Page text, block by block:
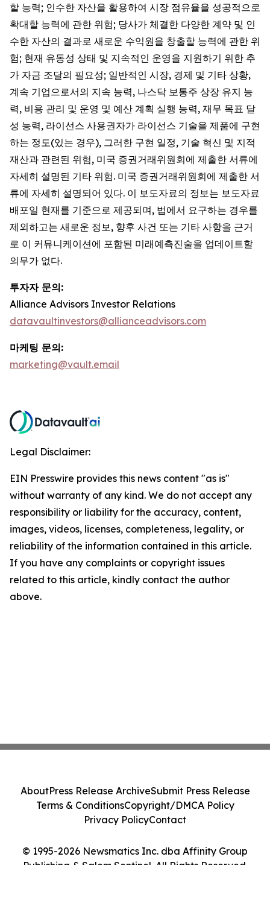
할 능력; 인수한 자산을 활용하여 시장 점유율을 성공적으로
확대할 능력에 관한 위험; 당사가 체결한 다양한 계약 및 인
수한 자산의 결과로 새로운 수익원을 창출할 능력에 관한 위
험; 현재 유동성 상태 및 지속적인 운영을 지원하기 위한 추
가 자금 조달의 필요성; 일반적인 시장, 경제 및 기타 상황,
계속 기업으로서의 지속 능력, 나스닥 보통주 상장 유지 능
력, 비용 관리 및 운영 및 예산 계획 실행 능력, 재무 목표 달
성 능력, 라이선스 사용권자가 라이선스 기술을 제품에 구현
하는 정도(있는 경우), 그러한 구현 일정, 기술 혁신 및 지적
재산과 관련된 위험, 미국 증권거래위원회에 제출한 서류에
자세히 설명된 기타 위험. 미국 증권거래위원회에 제출한 서
류에 자세히 설명되어 있다. 이 보도자료의 정보는 보도자료
배포일 현재를 기준으로 제공되며, 법에서 요구하는 경우를
제외하고는 새로운 정보, 향후 사건 또는 기타 사항을 근거
로 이 커뮤니케이션에 포함된 미래예측진술을 업데이트할
의무가 없다.
투자자 문의:
Alliance Advisors Investor Relations
datavaultinvestors@allianceadvisors.com
마케팅 문의:
marketing@vault.email
Legal Disclaimer:
EIN Presswire provides this news content "as is"
without warranty of any kind. We do not accept any
responsibility or liability for the accuracy, content,
images, videos, licenses, completeness, legality, or
reliability of the information contained in this article.
If you have any complaints or copyright issues
related to this article, kindly contact the author
above.
© 1995-2026 Newsmatics Inc. dba Affinity Group
Publishing & Salem Sentinel. All Rights Reserved.
AboutPress Release ArchiveSubmit Press Release
Terms & ConditionsCopyright/DMCA Policy
Privacy PolicyContact